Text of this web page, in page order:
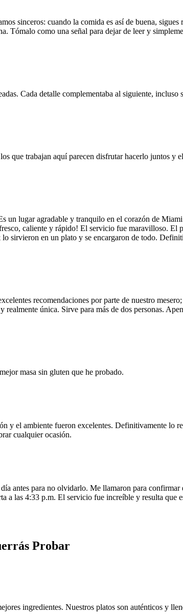
sinceros: cuando la comida es así de buena,
Tómalo como una señal para dejar de leer y
Cada detalle complementaba al siguiente, incluso
que trabajan aquí parecen disfrutar hacerlo juntos
un lugar agradable y tranquilo en el corazón de
caliente y rápido! El servicio fue maravilloso. El
sirvieron en un plato y se encargaron de todo.
recomendaciones por parte de nuestro
única. Sirve para más de dos personas.
masa sin gluten que he probado.
y el ambiente fueron excelentes. Definitivamente lo
cualquier ocasión.
antes para no olvidarlo. Me llamaron para
a las 4:33 p.m. El servicio fue increíble y resulta que
Probar
ingredientes. Nuestros platos son auténticos y